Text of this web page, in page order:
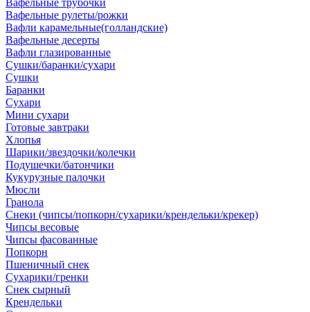
Вафельные трубочки
Вафельные рулеты/рожки
Вафли карамельные(голландские)
Вафельные десерты
Вафли глазированные
Сушки/баранки/сухари
Сушки
Баранки
Сухари
Мини сухари
Готовые завтраки
Хлопья
Шарики/звездочки/колечки
Подушечки/батончики
Кукурузные палочки
Мюсли
Гранола
Снеки (чипсы/попкорн/сухарики/крендельки/крекер)
Чипсы весовые
Чипсы фасованные
Попкорн
Пшеничный снек
Сухарики/гренки
Снек сырный
Крендельки